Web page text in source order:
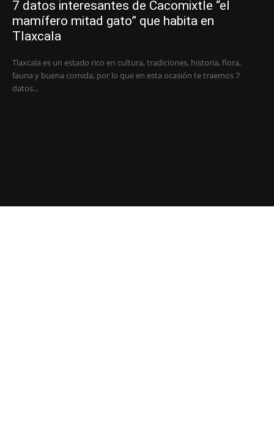
7 datos interesantes de Cacomixtle “el
mamífero mitad gato” que habita en
Tlaxcala
Tlaxcala es un estado rico en cultura, tradiciones, historia, flora,
fauna y buena comida, por lo que en esta ocasión te traemos 7
datos...